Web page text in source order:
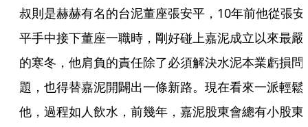
叔則是赫赫有名的台泥董座張安平，10年前他從張安
平手中接下董座一職時，剛好碰上嘉泥成立以來最嚴
的寒冬，他肩負的責任除了必須解決水泥本業虧損問
題，也得替嘉泥開闢出一條新路。現在看來一派輕鬆
他，過程如人飲水，前幾年，嘉泥股東會總有小股東